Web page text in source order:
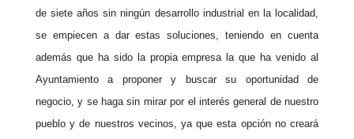
de siete años sin ningún desarrollo industrial en la localidad,
se empiecen a dar estas soluciones, teniendo en cuenta
además que ha sido la propia empresa la que ha venido al
Ayuntamiento a proponer y buscar su oportunidad de
negocio, y se haga sin mirar por el interés general de nuestro
pueblo y de nuestros vecinos, ya que esta opción no creará